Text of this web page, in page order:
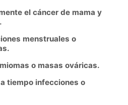
el cáncer de mama y
menstruales o
o masas ováricas.
tiempo infecciones o